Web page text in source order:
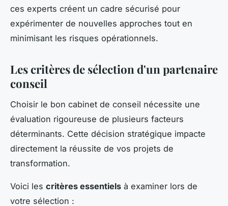
ces experts créent un cadre sécurisé pour
expérimenter de nouvelles approches tout en
minimisant les risques opérationnels.
Les critères de sélection d'un partenaire
conseil
Choisir le bon cabinet de conseil nécessite une
évaluation rigoureuse de plusieurs facteurs
déterminants. Cette décision stratégique impacte
directement la réussite de vos projets de
transformation.
Voici les critères essentiels à examiner lors de
votre sélection :